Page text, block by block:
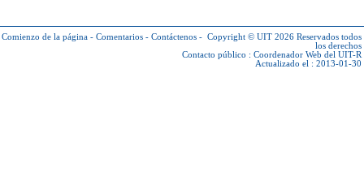
Comienzo de la página - Comentarios - Contáctenos - Copyright © UIT 2026 Reservados todos
los derechos
Contacto público : Coordenador Web del UIT-R
Actualizado el : 2013-01-30